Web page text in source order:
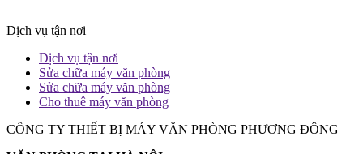
Dịch vụ tận nơi
Dịch vụ tận nơi
Sửa chữa máy văn phòng
Sửa chữa máy văn phòng
Cho thuê máy văn phòng
CÔNG TY THIẾT BỊ MÁY VĂN PHÒNG PHƯƠNG ĐÔNG